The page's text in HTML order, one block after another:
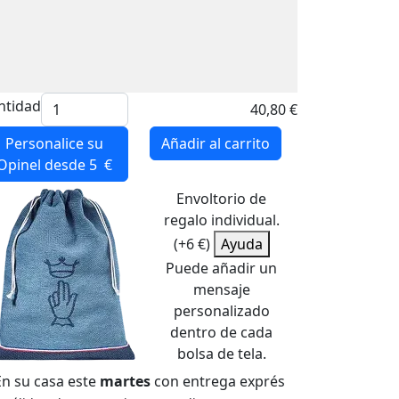
40,80 €
Personalice su
desde 5 €
Añadir al carrito
Envoltorio de
regalo individual.
(+6 €) Ayuda
Puede añadir un
mensaje
personalizado
dentro de cada
bolsa de tela.
su casa este martescon entrega exprés